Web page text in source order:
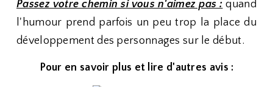
Passez votre chemin si vous n'aimez pas : quand
l'humour prend parfois un peu trop la place du
développement des personnages sur le début.
Pour en savoir plus et lire d'autres avis :